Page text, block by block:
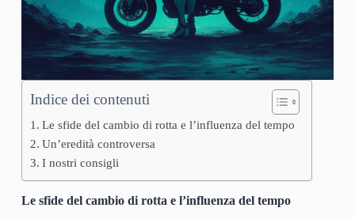
Indice dei contenuti
Le sfide del cambio di rotta e l’influenza del tempo
Un’eredità controversa
I nostri consigli
Le sfide del cambio di rotta e l’influenza del tempo